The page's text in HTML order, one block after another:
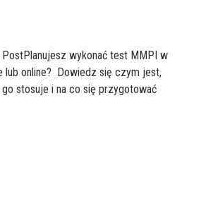
PostPlanujesz wykonać test MMPI w
lub online? Dowiedz się czym jest,
stosuje i na co się przygotować